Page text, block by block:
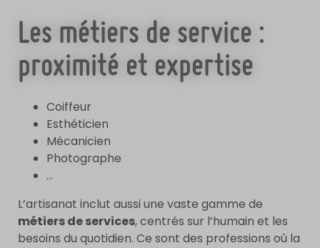
Les métiers de service :
proximité et expertise
Coiffeur
Esthéticien
Mécanicien
Photographe
…
L’artisanat inclut aussi une vaste gamme de
métiers de services, centrés sur l’humain et les
besoins du quotidien. Ce sont des professions où la